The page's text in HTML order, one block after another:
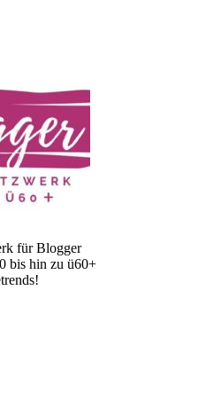
für Blogger
bis hin zu ü60+